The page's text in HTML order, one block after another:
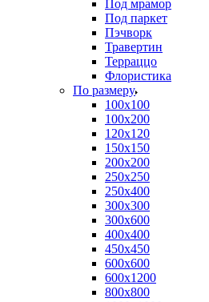
Под мрамор
Под паркет
Пэчворк
Травертин
Терраццо
Флористика
По размеру
100х100
100х200
120х120
150х150
200х200
250х250
250х400
300х300
300х600
400х400
450х450
600х600
600х1200
800х800